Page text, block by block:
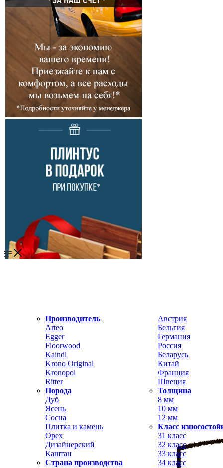
Производитель
Arteo
Egger
Floorwood
Kaindl
Krono Original
Kronopol
Ritter
Порода
Дуб
Ясень
Сосна
Плитка и камень
Орех
Дизайнерский
Каштан
Страна производства
Австрия
Бельгия
Германия
Россия
Беларусь
Китай
Франция
Швеция
Толщина
8 мм
10 мм
12 мм
Класс
31 класс
32 класс
33 класс
34 класс